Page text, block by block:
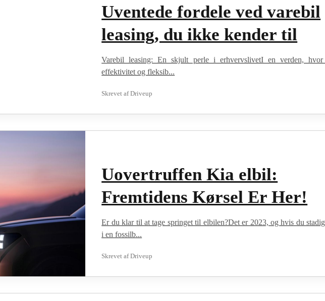
Uventede fordele ved varebil
leasing, du ikke kender til
Varebil leasing: En skjult perle i erhvervslivetI en verden, hvor
effektivitet og fleksib...
Skrevet afDriveup
Uovertruffen Kia elbil:
Fremtidens Kørsel Er Her!
Er du klar til at tage springet til elbilen?Det er 2023, og hvis du
i en fossilb...
Skrevet afDriveup